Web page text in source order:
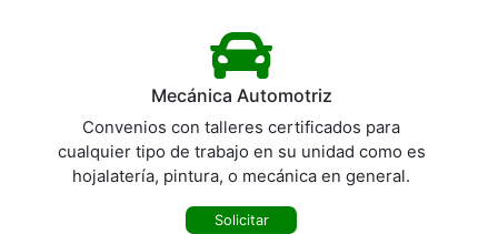
Mecánica Automotriz
Convenios con talleres certificados para
cualquier tipo de trabajo en su unidad como es
hojalatería, pintura, o mecánica en general.
Solicitar